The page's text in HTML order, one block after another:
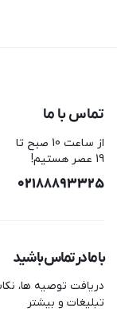
تماس با ما
از ساعت 10 صبح تا
19 عصر هستیم!
02188893325
با ما در تماس باشید
دریافت توصیه ها،
تبلیغات و بیشتر